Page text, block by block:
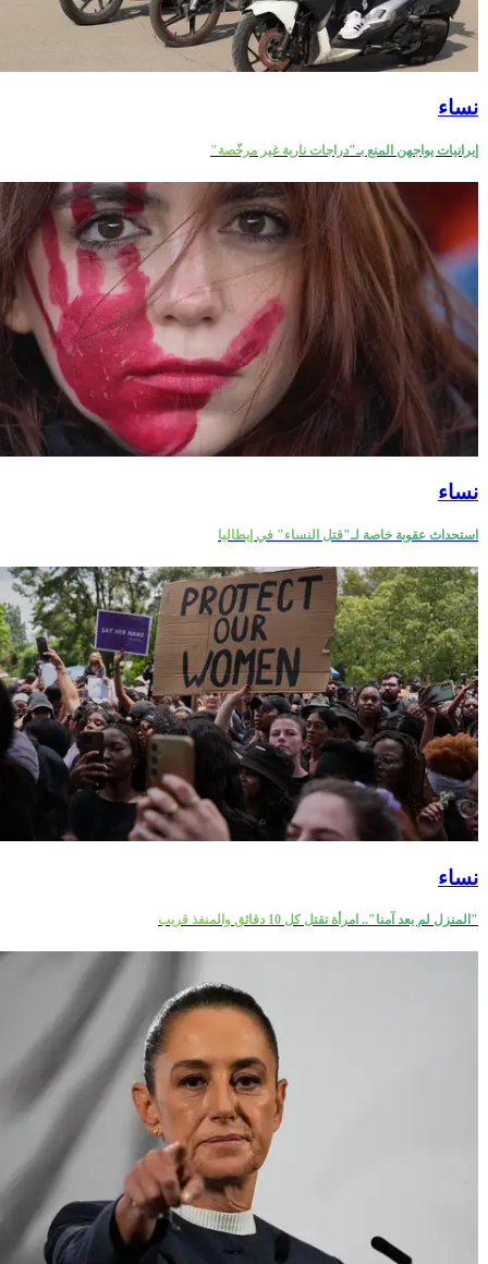
نساء
إيرانيات يواجهن المنع بـ"دراجات نارية غير مرخّصة"
نساء
استحداث عقوبة خاصة لـ"قتل النساء" في إيطاليا
نساء
"المنزل لم يعد آمنا".. امرأة تقتل كل 10 دقائق والمنفذ قريب